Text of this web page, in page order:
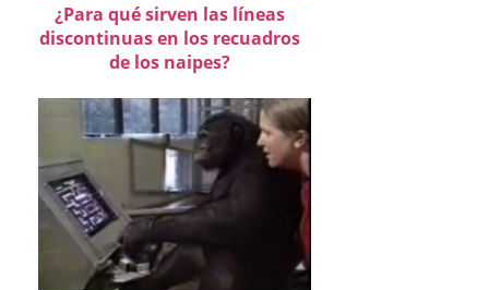
¿Para qué sirven las líneas
discontinuas en los recuadros
de los naipes?